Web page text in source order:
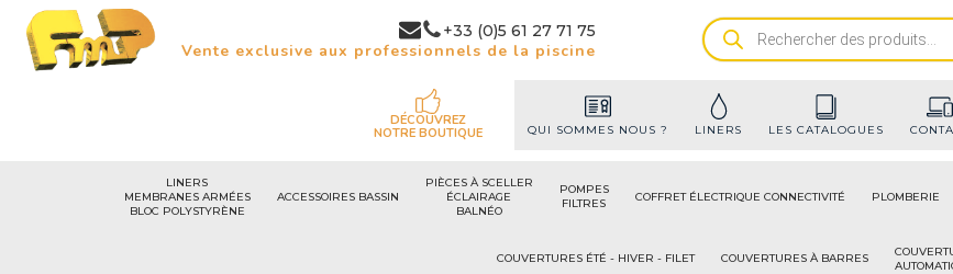
+33 (0)5 61 27 71 75
Vente exclusive aux professionnels de la piscine
Recherche
de
DÉCOUVREZ
NOTRE BOUTIQUE
QUI SOMMES NOUS ? LINERS LES CATALOGUES
LINERS
MEMBRANES ARMÉES
BLOC POLYSTYRÈNE
ACCESSOIRES BASSIN
PIÈCES À SCELLER
ÉCLAIRAGE
BALNÉO
POMPES
FILTRES
COFFRET ÉLECTRIQUE CONNECTIVITÉ PLOMBERIE
COUVERTURES ÉTÉ - HIVER - FILET COUVERTURES À BARRES